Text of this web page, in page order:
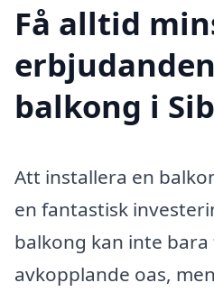
Få alltid
balkong i
Att installera en
en fantastisk
balkong kan inte
avkopplande oas,